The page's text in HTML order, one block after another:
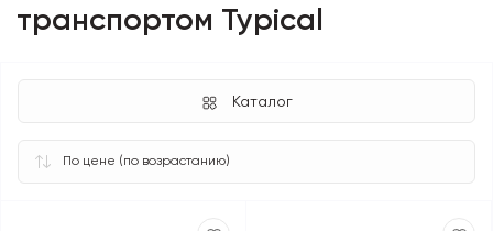
транспортом Typical
Каталог